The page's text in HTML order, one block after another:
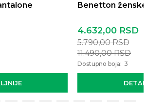
Benetton
4.632,00 RSD
5.790,00RSD
11.490,00RSD
Dostupno boja: 3